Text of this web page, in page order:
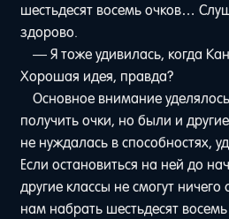
шестьдесят восемь очков…
здорово.
— Я тоже удивилась, когда
Хорошая идея, правда?
Основное внимание
получить очки, но были и
не нуждалась в способностях,
Если остановиться на ней до
другие классы не смогут
нам набрать шестьдесят восемь